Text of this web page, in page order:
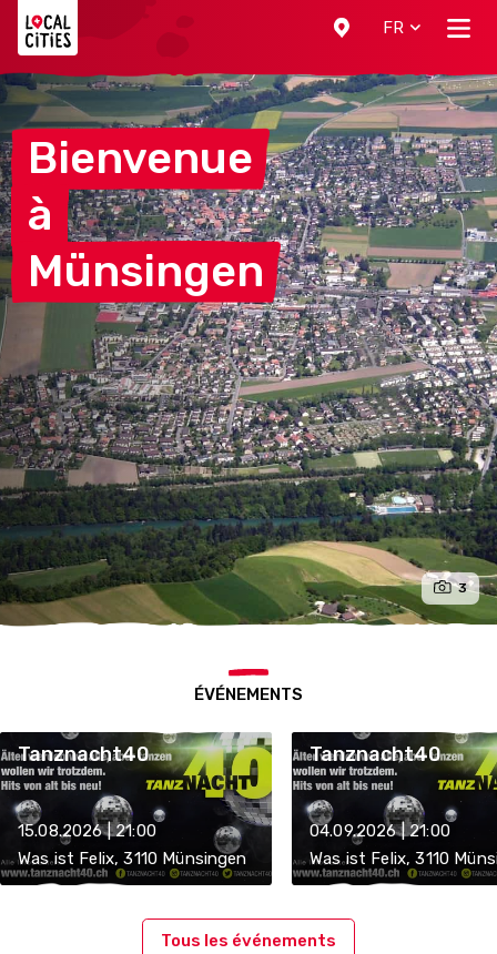
FR
Bienvenue
à
Münsingen
3
ÉVÉNEMENTS
Tanznacht40
15.08.2026 | 21:00
Was ist Felix, 3110 Münsingen
Tanznacht40
04.09.2026 | 21:00
Was ist Felix, 3110
Tous les événements